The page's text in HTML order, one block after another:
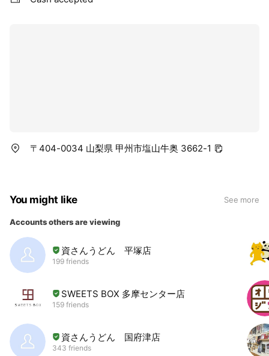
〒404-0034 山梨県 甲州市塩山牛奥 3662-1
You might like See more
Accounts others are viewing
資さんうどん 平塚店
199 friends
SWEETS BOX 多摩センター店
159 friends
資さんうどん 国府津店
343 friends